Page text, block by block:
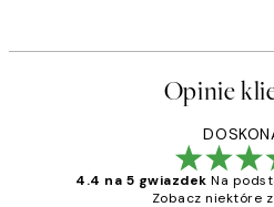
Opinie
4.4 na 5 gwiazdek Na
Zobacz niektóre